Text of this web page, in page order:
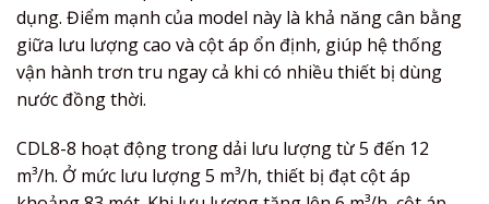
dụng. Điểm mạnh của model này là khả năng cân bằng
giữa lưu lượng cao và cột áp ổn định, giúp hệ thống
vận hành trơn tru ngay cả khi có nhiều thiết bị dùng
nước đồng thời.
CDL8-8 hoạt động trong dải lưu lượng từ 5 đến 12
m³/h. Ở mức lưu lượng 5 m³/h, thiết bị đạt cột áp